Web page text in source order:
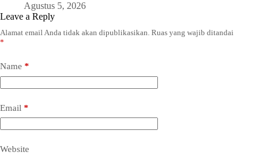
Agustus 5, 2026
Leave a Reply
Alamat email Anda tidak akan dipublikasikan. Ruas yang wajib ditandai
*
Name *
Email *
Website